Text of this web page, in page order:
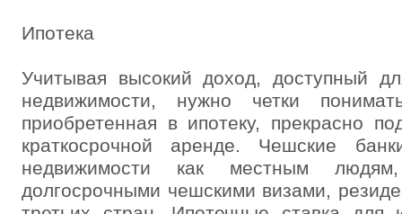
Ипотека
Учитывая высокий доход, доступный
недвижимости, нужно четки
приобретенная в ипотеку, прекрасно
краткосрочной аренде. Чешские
недвижимости как местным
долгосрочными чешскими визами,